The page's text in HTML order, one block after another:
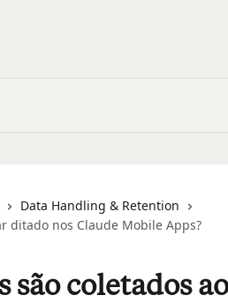
Data Handling & Retention
ditado nos Claude Mobile Apps?
são coletados